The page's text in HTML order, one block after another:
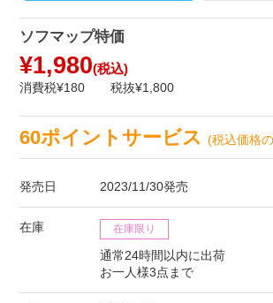
ソフマップ特価
¥1,980(税込)
消費税¥180 税抜¥1,800
60ポイントサービス(税込価格
発売日 2023/11/30発売
在庫 在庫限り
通常24時間以内に出荷
お一人様3点まで